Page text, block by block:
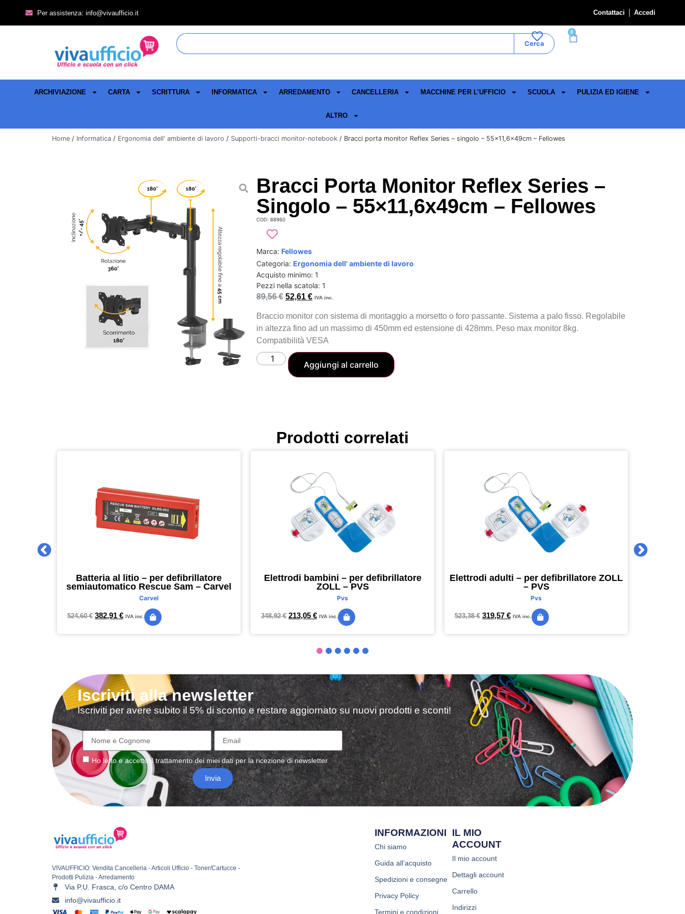
Per assistenza: info@vivaufficio.it Contattaci Accedi
Cerca
0
ARCHIVIAZIONE CARTA SCRITTURA INFORMATICA ARREDAMENTO CANCELLERIA MACCHINE PER L’UFFICIO SCUOLA PULIZIA ED IGIENE
ALTRO
Home / Informatica / Ergonomia dell' ambiente di lavoro / Supporti-bracci monitor-notebook / Bracci porta monitor Reflex Series – singolo – 55×11,6x49cm – Fellowes
Bracci Porta Monitor Reflex Series –
Singolo – 55×11,6x49cm – Fellowes
COD: 88960
Marca: Fellowes
Categoria: Ergonomia dell' ambiente di lavoro
Acquisto minimo: 1
Pezzi nella scatola: 1
89,56€ 52,61 € IVA inc.
Braccio monitor con sistema di montaggio a morsetto o foro passante. Sistema a palo fisso. Regolabile
in altezza fino ad un massimo di 450mm ed estensione di 428mm. Peso max monitor 8kg.
Compatibilità VESA
Aggiungi al carrello
Prodotti correlati
Batteria al litio – per defibrillatore
semiautomatico Rescue Sam – Carvel
Carvel
524,60€ 382,91 € IVA inc.
Elettrodi bambini – per defibrillatore
ZOLL – PVS
Pvs
348,92€ 213,05 € IVA inc.
Elettrodi adulti – per defibrillatore ZOLL
– PVS
Pvs
523,38€ 319,57 € IVA inc.
Iscriviti alla newsletter
Iscriviti per avere subito il 5% di sconto e restare aggiornato su nuovi prodotti e sconti!
Ho letto e accetto iltrattamentodei miei dati per la ricezione di newsletter
Invia
VIVAUFFICIO: Vendita Cancelleria - Articoli Ufficio - Toner/Cartucce -
Prodotti Pulizia - Arredamento
Via P.U. Frasca, c/o Centro DAMA
info@vivaufficio.it
INFORMAZIONI
Chi siamo
Guida all’acquisto
Spedizioni e consegne
Privacy Policy
Termini e condizioni
IL MIO
ACCOUNT
Il mio account
Dettagli account
Carrello
Indirizzi